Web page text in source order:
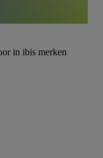
in ibis merken